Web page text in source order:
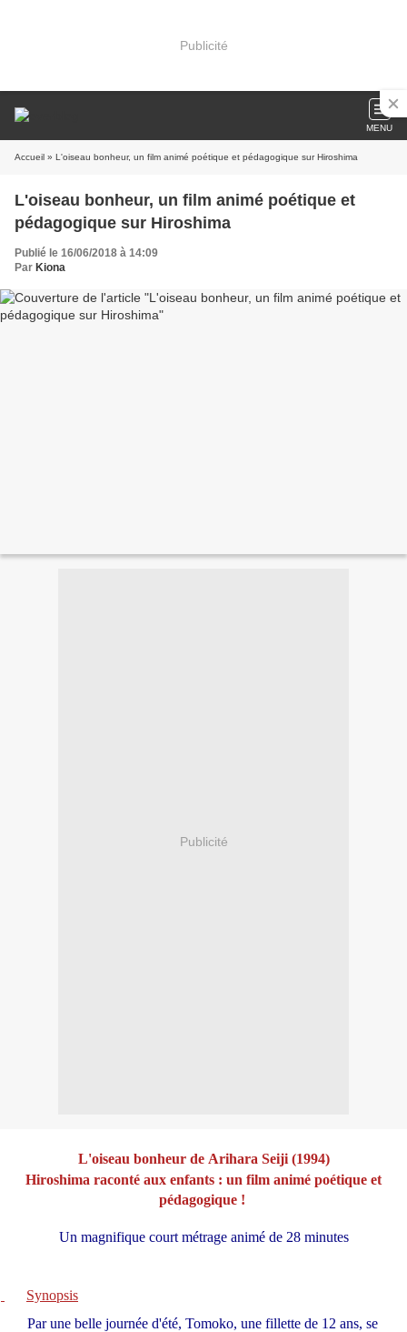
Publicité
MENU
Accueil » L'oiseau bonheur, un film animé poétique et pédagogique sur Hiroshima
L'oiseau bonheur, un film animé poétique et
pédagogique sur Hiroshima
Publié le 16/06/2018 à 14:09
Par Kiona
Publicité
L'oiseau bonheur de Arihara Seiji (1994)
Hiroshima raconté aux enfants : un film animé poétique et
pédagogique !
Un magnifique court métrage animé de 28 minutes
Synopsis
Par une belle journée d'été, Tomoko, une fillette de 12 ans, se